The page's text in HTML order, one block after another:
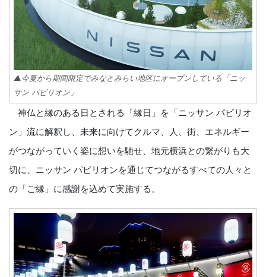
▲今夏から期間限定でみなとみらい地区にオープンしている「ニッ
サン パビリオン」
神仏と縁のある日とされる「縁日」を「ニッサン パビリオ
ン」流に解釈し、未来に向けてクルマ、人、街、エネルギー
がつながっていく姿に想いを馳せ、地元横浜との繋がりも大
切に、ニッサン パビリオンを通じてつながるすべての人々と
の「ご縁」に感謝を込めて実施する。